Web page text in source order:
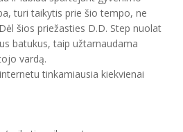
turi taikytis prie šio tempo, ne
šios priežasties D.D. Step nuolat
batukus, taip užtarnaudama
vardą.
tinkamiausia kiekvienai